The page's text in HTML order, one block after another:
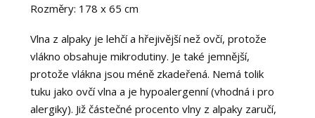
Rozměry: 178 x 65 cm
Vlna z alpaky je lehčí a hřejivější než ovčí, protože
vlákno obsahuje mikrodutiny. Je také jemnější,
protože vlákna jsou méně zkadeřená. Nemá tolik
tuku jako ovčí vlna a je hypoalergenní (vhodná i pro
alergiky). Již částečné procento vlny z alpaky zaručí,